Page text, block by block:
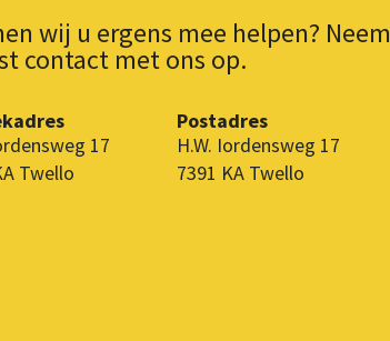
wij u ergens mee helpen? Neem
contact met ons op.
17
Twello
Postadres
H.W. Iordensweg 17
7391 KA Twello